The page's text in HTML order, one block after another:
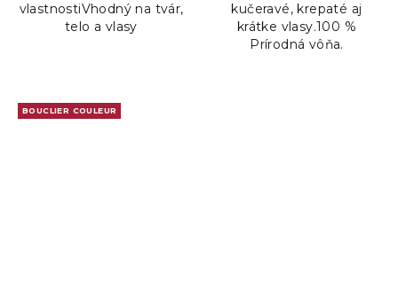
vlastnostiVhodný na tvár,
telo a vlasy
kučeravé, krepaté aj
krátke vlasy.100 %
Prírodná vôňa.
BOUCLIER COULEUR